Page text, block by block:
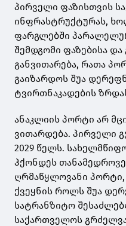
პირველი ფაზისთვის
ინფრასტრუქტურას,
ფარგლებში
შემდგომი ფაზებისა
განვითარება, რათა
გაიზარდოს შუა
ტვირთნაკადების
ანაკლიის პორტი არ
ვითარდება. პირველი
2029 წელს.
ჰქონდეს
ღრმაწყლოვანი
ქვეყნის როლს შუა
სატრანზიტო
საქართველოს